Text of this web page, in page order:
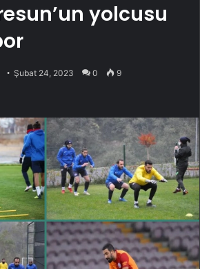
yolcusu
Şubat 24, 2023 0 9